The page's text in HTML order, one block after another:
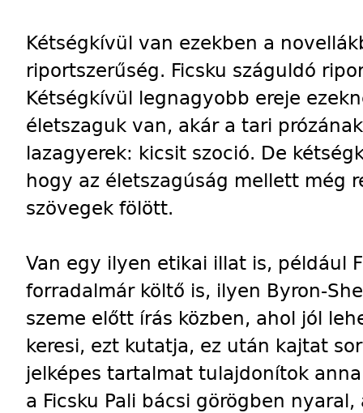
Kétségkívül van ezekben a
riportszerűség. Ficsku száguldó
Kétségkívül legnagyobb ereje
életszaguk van, akár a tari
lazagyerek: kicsit szoció. De
hogy az életszagúság mellett még
szövegek fölött.
Van egy ilyen etikai illat is, például
forradalmár költő is, ilyen Byron-
szeme előtt írás közben, ahol jól
keresi, ezt kutatja, ez után kajtat
jelképes tartalmat tulajdonítok
a Ficsku Pali bácsi görögben